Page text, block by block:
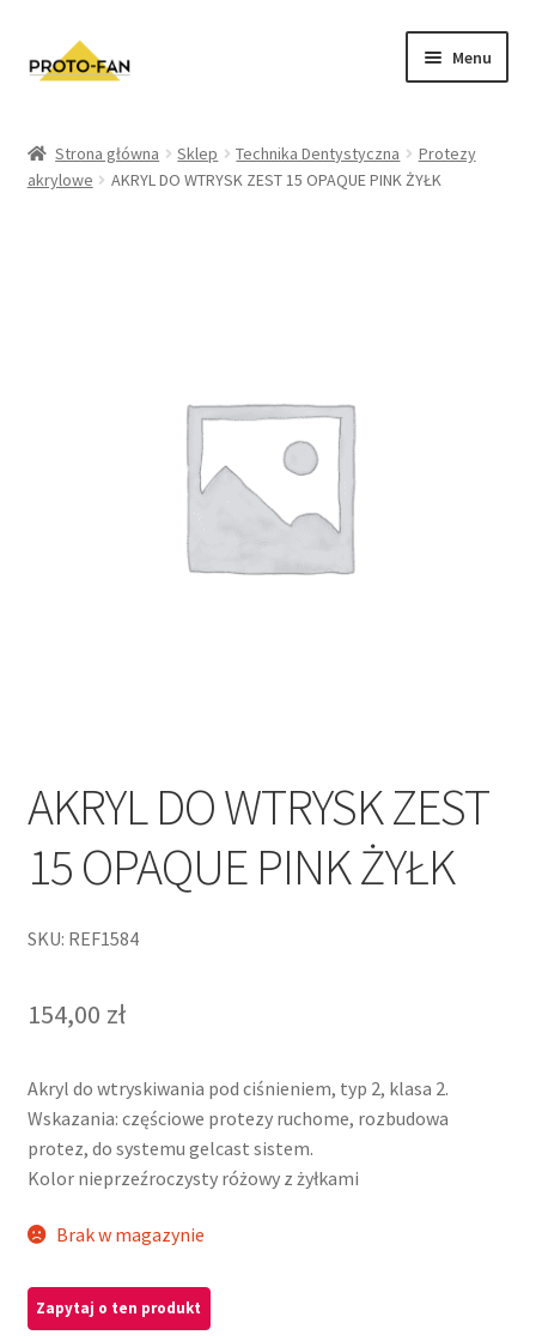
Menu
Kursy Stomatologiczne
Strona główna Sklep Technika Dentystyczna
Protezy
akrylowe
AKRYL DO WTRYSK ZEST 15 OPAQUE PINK ŻYŁK
AKRYL DO WTRYSK ZEST
15 OPAQUE PINK ŻYŁK
SKU: REF1584
154,00 zł
Akryl do wtryskiwania pod ciśnieniem, typ 2, klasa 2.
Wskazania: częściowe protezy ruchome, rozbudowa
protez, do systemu gelcast sistem.
Kolor nieprzeźroczysty różowy z żyłkami
Brak w magazynie